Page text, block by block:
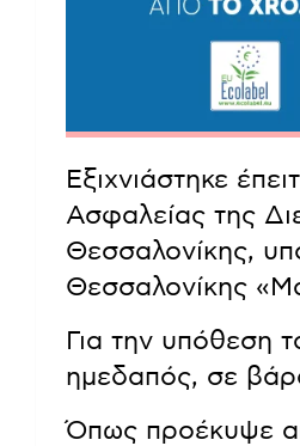
Εξιχνιάστηκε
Ασφαλείας της
Θεσσαλονίκης,
Θεσσαλονίκης
Για την υπόθεση
ημεδαπός, σε
Όπως προέκυψε